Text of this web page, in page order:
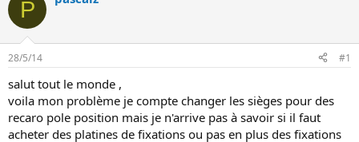
e
r
d
e
l
a
d
i
s
é
b
t
P
28/5/14 #1
salut tout le monde ,
voila mon problème je compte changer les sièges pour des
recaro pole position mais je n'arrive pas à savoir si il faut
acheter des platines de fixations ou pas en plus des fixations